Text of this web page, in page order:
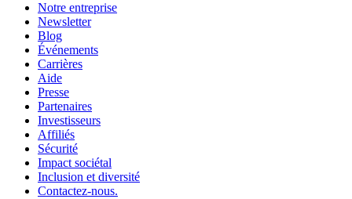
Notre entreprise
Newsletter
Blog
Événements
Carrières
Aide
Presse
Partenaires
Investisseurs
Affiliés
Sécurité
Impact sociétal
Inclusion et diversité
Contactez-nous.